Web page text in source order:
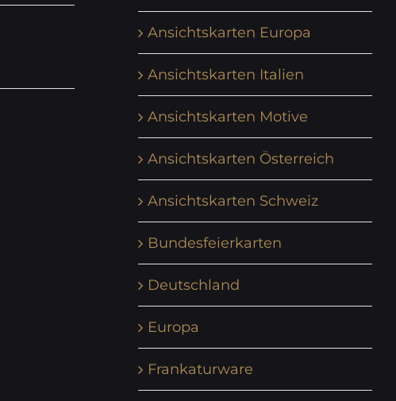
Ansichtskarten Europa
Ansichtskarten Italien
Ansichtskarten Motive
Ansichtskarten Österreich
Ansichtskarten Schweiz
Bundesfeierkarten
Deutschland
Europa
Frankaturware